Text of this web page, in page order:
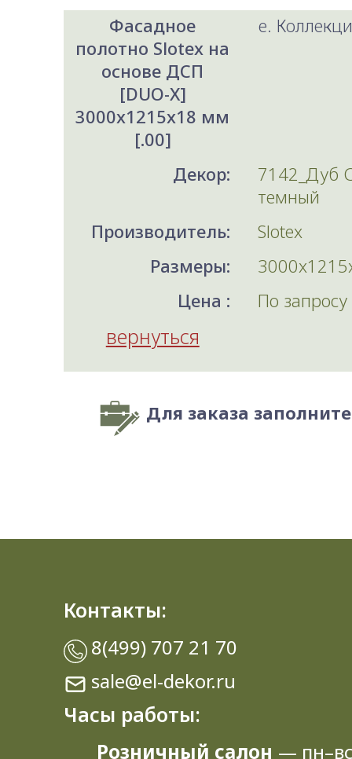
Фасадное
полотно Slotex на
основе ДСП
[DUO-X]
3000x1215x18 мм
[.00]
e.
Декор:
7142_Дуб
темный
Производитель:
Slotex
Размеры:
Цена :
По запросу
вернуться
Для заказа
Контакты:
8(499) 707 21 70
sale@el-dekor.ru
Часы работы:
Розничный салон —